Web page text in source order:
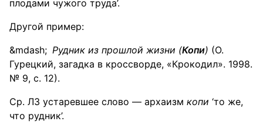
плодами чужого труда’.
Другой пример:
Рудник из прошлой жизни (Копи) (О.
Гурецкий, загадка в кроссворде, «Крокодил». 1998.
№ 9, с. 12).
Ср. ЛЗ устаревшее слово — архаизм копи ‘то же,
что рудник’.